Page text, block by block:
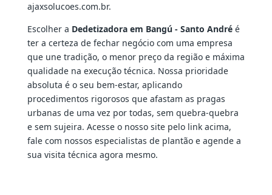
ajaxsolucoes.com.br.
Escolher a Dedetizadora em Bangú - Santo Andréé
ter a certeza de fechar negócio com uma empresa
que une tradição, o menor preço da região e máxima
qualidade na execução técnica. Nossa prioridade
absoluta é o seu bem-estar, aplicando
procedimentos rigorosos que afastam as pragas
urbanas de uma vez por todas, sem quebra-quebra
e sem sujeira. Acesse o nosso site pelo link acima,
fale com nossos especialistas de plantão e agende a
sua visita técnica agora mesmo.